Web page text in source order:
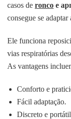
casos de ronco e
consegue se adaptar
Ele funciona
vias respiratórias
As vantagens
Conforto e
Fácil adaptação.
Discreto e